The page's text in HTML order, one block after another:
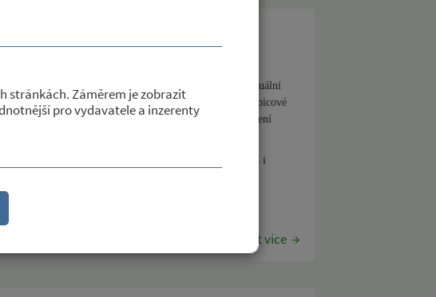
stránkách. Záměrem je zobrazit
pro vydavatele a inzerenty
konaném dne 20.12.2019 schválilo poskytnutí individuální
Kč Oblastní charitě Třebíč, na poskytování domácí hospicové
využily i rodiny v naší obci a jejich pozitivní hodnocení
26.1.2020 je adresováno všem členům zastupitelstva i
stránky Oblastní charity Třebíč, kde ...
Číst více